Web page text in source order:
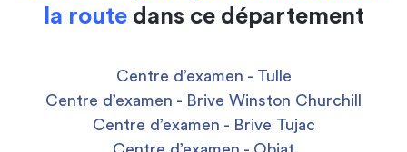
la routedans ce département
Centre d’examen - Tulle
Centre d’examen - Brive Winston Churchill
Centre d’examen - Brive Tujac